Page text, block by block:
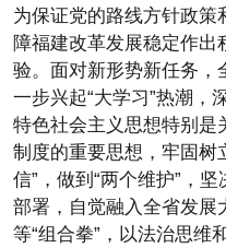
为保证党的路线方针政策
障福建改革发展稳定作出
验。面对新形势新任务，
一步兴起“大学习”热潮，
特色社会主义思想特别是
制度的重要思想，牢固树
信”，做到“两个维护”，
部署，自觉融入全省发展
等“组合拳”，以法治思维